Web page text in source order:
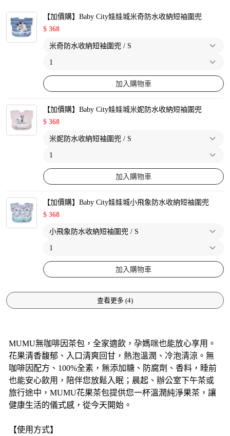
【加價購】Baby City娃娃城米奇防水收納短袖圍兜
$ 368
加入購物車
【加價購】Baby City娃娃城米妮防水收納短袖圍兜
$ 368
加入購物車
【加價購】Baby City娃娃城小飛象防水收納短袖圍兜
$ 368
加入購物車
查看更多 (4)
MUMU無咖啡因茶包，全家適飲，孕媽咪也能放心享用。
花果清香馥郁、入口清爽回甘，熱泡溫潤、冷泡清涼。無
咖啡因配方、100%全素，無添加糖、防腐劑、香料，睡前
也能安心飲用，陪伴您放鬆入眠；晨起、辦公室下午茶或
旅行途中，MUMU花果茶包提供您一杯溫潤純淨果茶，讓
健康生活的儀式感，從今天開始。
【使用方式】